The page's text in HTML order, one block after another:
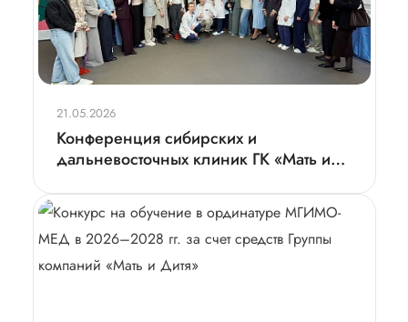
21.05.2026
Конференция сибирских и
дальневосточных клиник ГК «Мать и